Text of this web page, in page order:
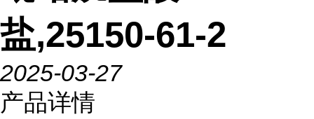
盐,25150-61-2
2025-03-27
产品详情